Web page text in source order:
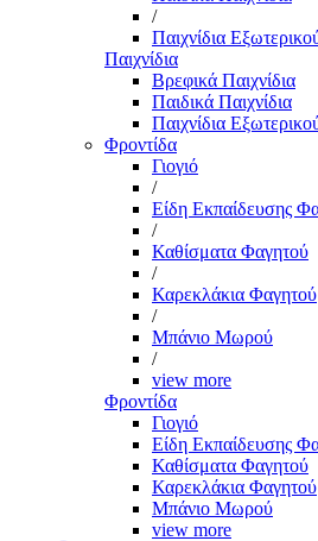
/
Παιχνίδια
Παιχνίδια
Βρεφικά Παιχνίδια
Παιδικά Παιχνίδια
Παιχνίδια
Φροντίδα
Γιογιό
/
Είδη Εκπαίδευσης
/
Καθίσματα Φαγητού
/
Καρεκλάκια Φαγητού
/
Μπάνιο Μωρού
/
view more
Φροντίδα
Γιογιό
Είδη Εκπαίδευσης
Καθίσματα Φαγητού
Καρεκλάκια Φαγητού
Μπάνιο Μωρού
view more